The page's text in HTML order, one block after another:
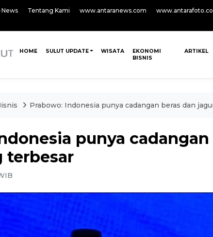
News Tentang Kami www.antaranews.com
HOME SULUT UPDATE WISATA
EKONOMI
BISNIS
ARTIKEL
Prabowo: Indonesia punya cadangan beras dan
punya cadangan
terbesar